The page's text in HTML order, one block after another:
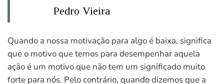
Pedro Vieira
Quando a nossa motivação para algo é baixa, significa
que o motivo que temos para desempenhar aquela
ação é um motivo que não tem um significado muito
forte para nós. Pelo contrário, quando dizemos que a